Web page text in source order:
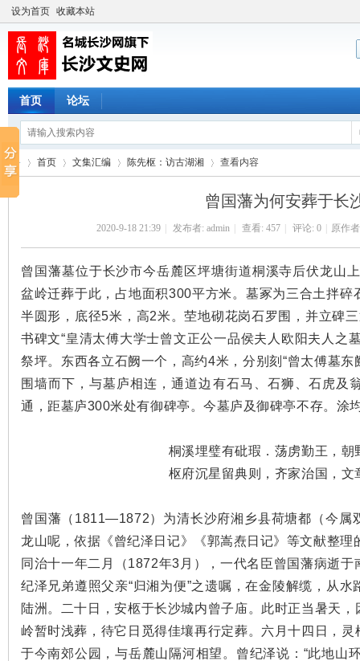
设为首页 收藏本站
首页 论坛
首页 文集汇编
›
陈先枢：访古湖湘
›
查看内容
曾国藩为何安葬于长
2020-9-18 21:39 发布者: admin 查看: 457 评论: 0 原作
曾国藩墓位于长沙市今岳麓区坪塘街道桐溪寺后伏龙山
盆岭迁葬于此，占地面积300平方米。墓冢为三合土拌
半圆形，底径5米，高2米。茔地砌花岗石罗围，并立碑
书碑文“皇清太傅大学士曾文正公一品侯夫人欧阳夫人之
祭坪。东西各立石阙一个，高约4米，分别刻“曾太傅墓东
围墙而下，与墓庐相连，通道边有石马、石狮、石虎及
通，距墓庐300米处有御碑亭。今墓庐及御碑亭不存。涂
桐溪埋璧有砒瑕．荡虏勤王，朝
枢府沉星留典则，齐家治国，文
曾国藩（1811—1872）为清长沙府湘乡县荷塘都（今属
龙山呢，依据《曾纪泽日记》《郭嵩焘日记》等文献整理
同治十一年二月（1872年3月），一代名臣曾国藩病逝
纪泽兄弟遵照父亲“归湘为便”之遗嘱，在金陵解缆，从
陆洲。二十日，安柩于长沙城内曾子庙。此时正当暑天
岭暂时浅葬，待它日觅得佳壤再行定葬。六月十四日，
于今南郊公园，与岳麓山隔河相望。曾纪泽说：“此地山